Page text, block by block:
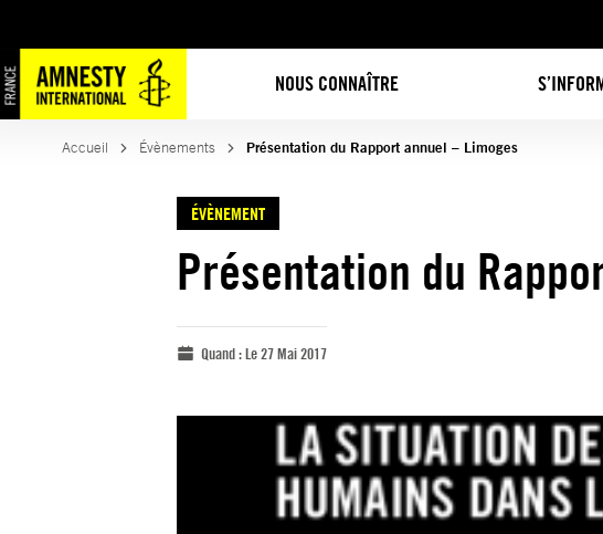
NOUS CONNAÎTRE
Accueil Évènements Présentation du Rapport annuel – Limoges
ÉVÈNEMENT
Présentation du
Quand :Le 27 Mai 2017